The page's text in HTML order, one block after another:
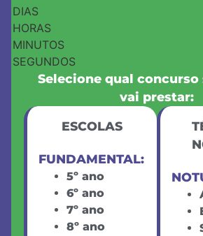
DIAS
HORAS
MINUTOS
SEGUNDOS
Selecione qual concurso
vai prestar:
ESCOLAS
FUNDAMENTAL:
5º ano
6º ano
7º ano
8º ano